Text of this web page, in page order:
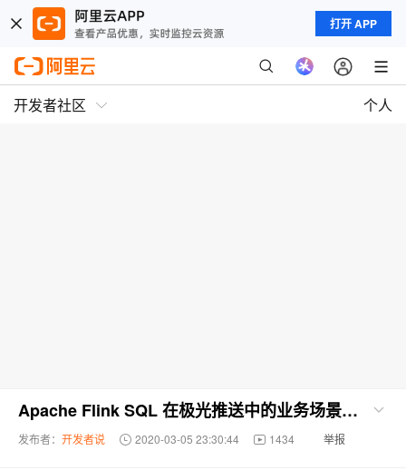
打开 APP
开发者社区 个人
Apache Flink SQL 在极光推送中的业务场景使用分析
发布者： 开发者说 2020-03-05 23:30:44 1434 举报